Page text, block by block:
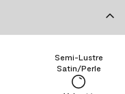
Satin/Perle
Semi-Lustre